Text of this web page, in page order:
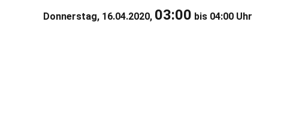
Donnerstag, 16.04.2020, 03:00 bis 04:00 Uhr